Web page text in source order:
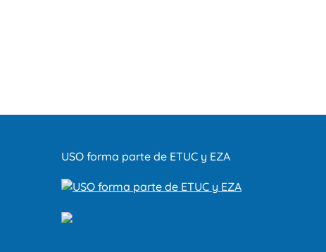
USO forma parte de ETUC y EZA